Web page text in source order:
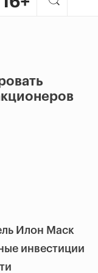
Илон Маск
инвестиции